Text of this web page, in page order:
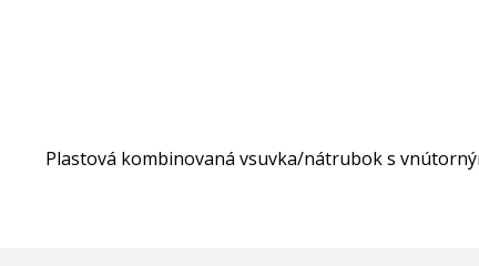
Plastová kombinovaná vsuvka/nátrubok s